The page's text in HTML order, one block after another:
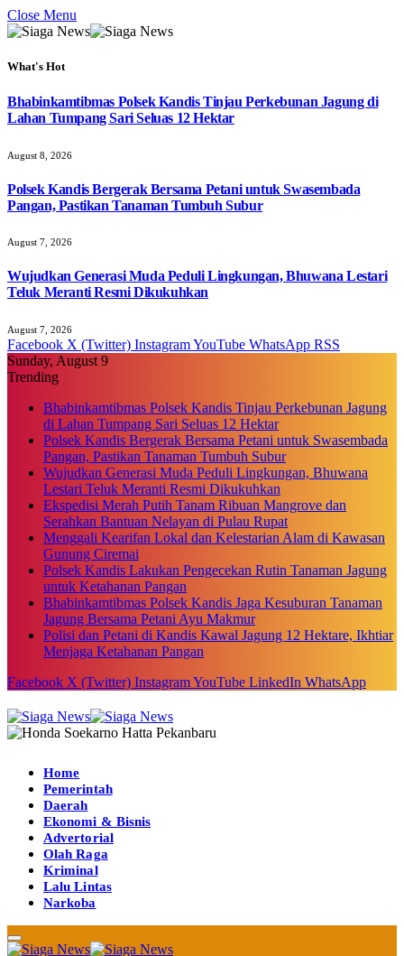
Close Menu
What's Hot
Bhabinkamtibmas Polsek Kandis Tinjau Perkebunan Jagung di
Lahan Tumpang Sari Seluas 12 Hektar
August 8, 2026
Polsek Kandis Bergerak Bersama Petani untuk Swasembada
Pangan, Pastikan Tanaman Tumbuh Subur
August 7, 2026
Wujudkan Generasi Muda Peduli Lingkungan, Bhuwana Lestari
Teluk Meranti Resmi Dikukuhkan
August 7, 2026
Facebook X (Twitter) InstagramYouTube WhatsApp RSS
Sunday, August 9
Trending
Bhabinkamtibmas Polsek Kandis Tinjau Perkebunan Jagung
di Lahan Tumpang Sari Seluas 12 Hektar
Polsek Kandis Bergerak Bersama Petani untuk Swasembada
Pangan, Pastikan Tanaman Tumbuh Subur
Wujudkan Generasi Muda Peduli Lingkungan, Bhuwana
Lestari Teluk Meranti Resmi Dikukuhkan
Ekspedisi Merah Putih Tanam Ribuan Mangrove dan
Serahkan Bantuan Nelayan di Pulau Rupat
Menggali Kearifan Lokal dan Kelestarian Alam di Kawasan
Gunung Ciremai
Polsek Kandis Lakukan Pengecekan Rutin Tanaman Jagung
untuk Ketahanan Pangan
Bhabinkamtibmas Polsek Kandis Jaga Kesuburan Tanaman
Jagung Bersama Petani Ayu Makmur
Polisi dan Petani di Kandis Kawal Jagung 12 Hektare, Ikhtiar
Menjaga Ketahanan Pangan
Facebook X (Twitter) InstagramYouTube LinkedIn WhatsApp
Home
Pemerintah
Daerah
Ekonomi & Bisnis
Advertorial
Olah Raga
Kriminal
Lalu Lintas
Narkoba